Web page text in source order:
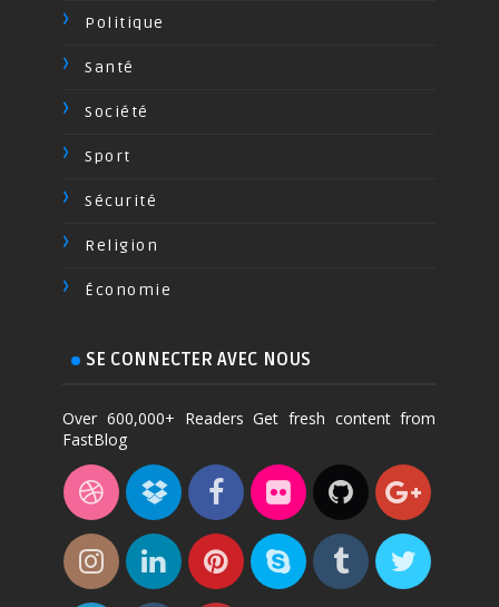
Politique
Santé
Société
Sport
Sécurité
Religion
Économie
SE CONNECTER AVEC NOUS
Over 600,000+ Readers Get fresh content from
FastBlog